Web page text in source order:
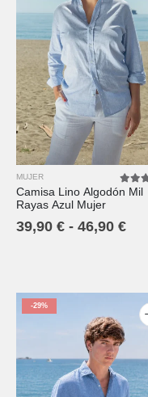
MUJER
5.00
Camisa Lino Algodón Mil
Rayas Azul Mujer
39,90 € - 46,90 €
-29%